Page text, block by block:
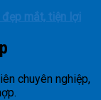
mắt, tiện lợi
chuyên nghiệp,